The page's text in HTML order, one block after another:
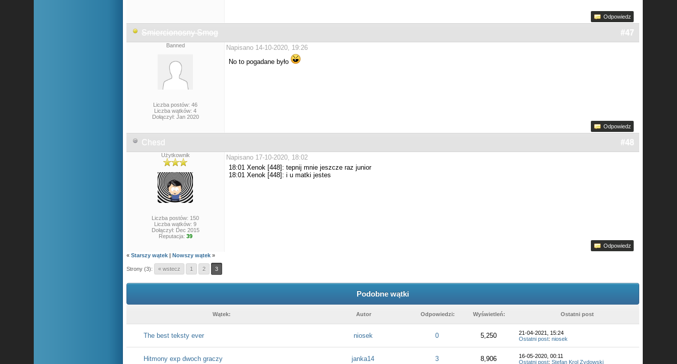
Odpowiedz
Smiercionosny Smog #47
Banned
Liczba postów: 46
Liczba wątków: 4
Dołączył: Jan 2020
Napisano 14-10-2020, 19:26
No to pogadane było
Odpowiedz
Chesd #48
Użytkownik
Liczba postów: 150
Liczba wątków: 9
Dołączył: Dec 2015
Reputacja: 39
Napisano 17-10-2020, 18:02
18:01 Xenok [448]: tepnij mnie jeszcze raz junior
18:01 Xenok [448]: i u matki jestes
Odpowiedz
«Starszy wątek |Nowszy wątek »
Strony (3): « wstecz 1 2 3
Podobne wątki
Wątek: Autor Odpowiedzi: Wyświetleń: Ostatni post
The best teksty ever niosek 0 5,250
21-04-2021, 15:24
Ostatni post:niosek
Hitmony exp dwoch graczy janka14 3 8,906
16-05-2020, 00:11
Ostatni post:Stefan Krol Zydowski